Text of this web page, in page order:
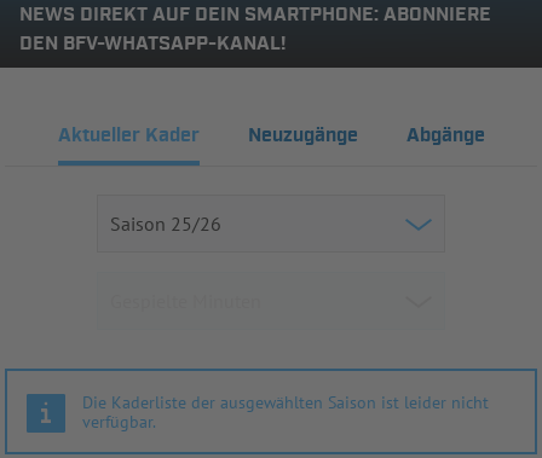
NEWS DIREKT AUF DEIN SMARTPHONE: ABONNIERE
DEN BFV-WHATSAPP-KANAL!
Aktueller Kader Neuzugänge Abgänge
Die Kaderliste der ausgewählten Saison ist leider nicht
verfügbar.